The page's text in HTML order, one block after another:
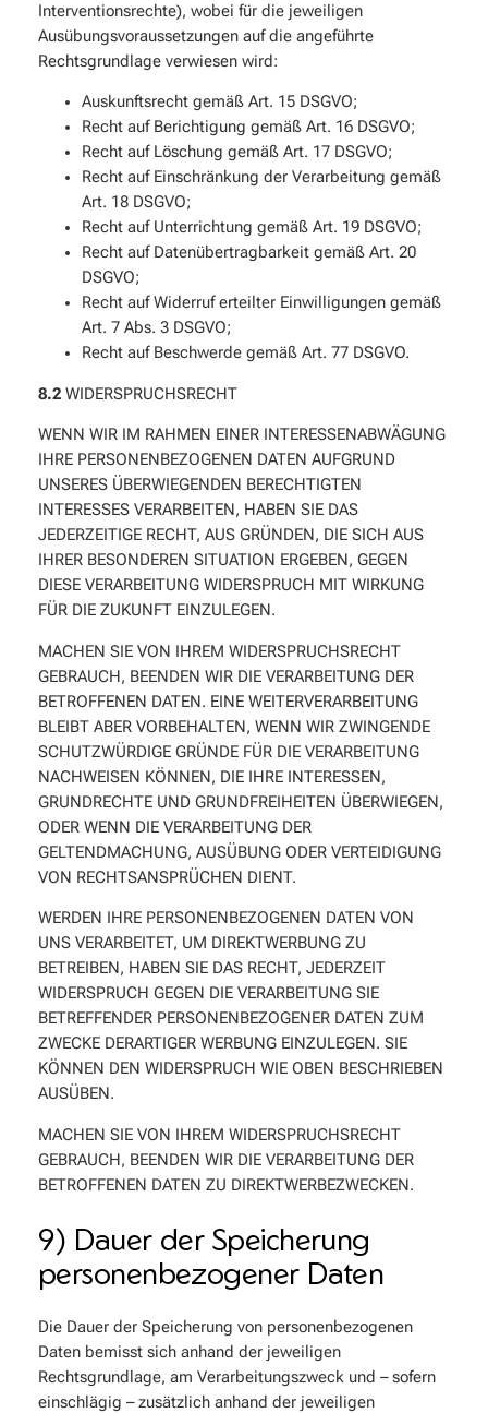
Interventionsrechte), wobei für die jeweiligen
Ausübungsvoraussetzungen auf die angeführte
Rechtsgrundlage verwiesen wird:
Auskunftsrecht gemäß Art. 15 DSGVO;
Recht auf Berichtigung gemäß Art. 16 DSGVO;
Recht auf Löschung gemäß Art. 17 DSGVO;
Recht auf Einschränkung der Verarbeitung gemäß
Art. 18 DSGVO;
Recht auf Unterrichtung gemäß Art. 19 DSGVO;
Recht auf Datenübertragbarkeit gemäß Art. 20
DSGVO;
Recht auf Widerruf erteilter Einwilligungen gemäß
Art. 7 Abs. 3 DSGVO;
Recht auf Beschwerde gemäß Art. 77 DSGVO.
8.2WIDERSPRUCHSRECHT
WENN WIR IM RAHMEN EINER INTERESSENABWÄGUNG
IHRE PERSONENBEZOGENEN DATEN AUFGRUND
UNSERES ÜBERWIEGENDEN BERECHTIGTEN
INTERESSES VERARBEITEN, HABEN SIE DAS
JEDERZEITIGE RECHT, AUS GRÜNDEN, DIE SICH AUS
IHRER BESONDEREN SITUATION ERGEBEN, GEGEN
DIESE VERARBEITUNG WIDERSPRUCH MIT WIRKUNG
FÜR DIE ZUKUNFT EINZULEGEN.
MACHEN SIE VON IHREM WIDERSPRUCHSRECHT
GEBRAUCH, BEENDEN WIR DIE VERARBEITUNG DER
BETROFFENEN DATEN. EINE WEITERVERARBEITUNG
BLEIBT ABER VORBEHALTEN, WENN WIR ZWINGENDE
SCHUTZWÜRDIGE GRÜNDE FÜR DIE VERARBEITUNG
NACHWEISEN KÖNNEN, DIE IHRE INTERESSEN,
GRUNDRECHTE UND GRUNDFREIHEITEN ÜBERWIEGEN,
ODER WENN DIE VERARBEITUNG DER
GELTENDMACHUNG, AUSÜBUNG ODER VERTEIDIGUNG
VON RECHTSANSPRÜCHEN DIENT.
WERDEN IHRE PERSONENBEZOGENEN DATEN VON
UNS VERARBEITET, UM DIREKTWERBUNG ZU
BETREIBEN, HABEN SIE DAS RECHT, JEDERZEIT
WIDERSPRUCH GEGEN DIE VERARBEITUNG SIE
BETREFFENDER PERSONENBEZOGENER DATEN ZUM
ZWECKE DERARTIGER WERBUNG EINZULEGEN. SIE
KÖNNEN DEN WIDERSPRUCH WIE OBEN BESCHRIEBEN
AUSÜBEN.
MACHEN SIE VON IHREM WIDERSPRUCHSRECHT
GEBRAUCH, BEENDEN WIR DIE VERARBEITUNG DER
BETROFFENEN DATEN ZU DIREKTWERBEZWECKEN.
9) Dauer der Speicherung
personenbezogener Daten
Die Dauer der Speicherung von personenbezogenen
Daten bemisst sich anhand der jeweiligen
Rechtsgrundlage, am Verarbeitungszweck und – sofern
einschlägig – zusätzlich anhand der jeweiligen